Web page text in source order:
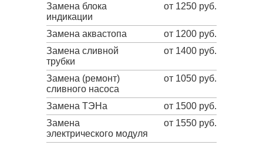
Замена блока
индикации
от 1250 руб.
Замена аквастопа
от 1200 руб.
Замена сливной
трубки
от 1400 руб.
Замена (ремонт)
сливного насоса
от 1050 руб.
Замена ТЭНа
от 1500 руб.
Замена
электрического модуля
от 1550 руб.